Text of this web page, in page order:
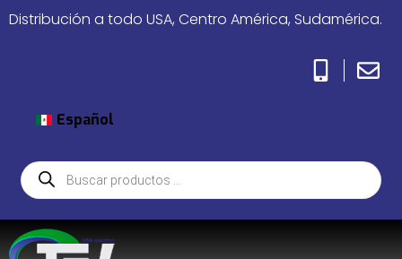
Distribución a todo USA, Centro América, Sudamérica.
Español